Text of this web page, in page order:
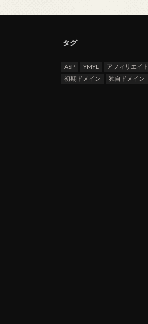
タグ
ASP YMYL アフィリエイト
初期ドメイン
独自ドメイン